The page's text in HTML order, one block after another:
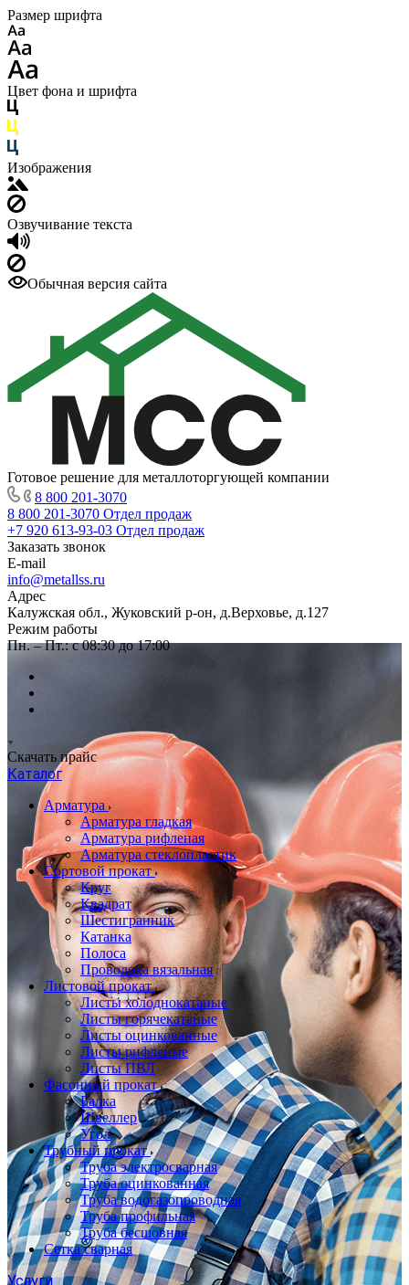
Размер шрифта
Цвет фона и шрифта
Изображения
Озвучивание текста
Обычная версия сайта
Готовое решение для металлоторгующей компании
8 800 201-3070
8 800 201-3070 Отдел продаж
+7 920 613-93-03 Отдел продаж
Заказать звонок
E-mail
info@metallss.ru
Адрес
Калужская обл., Жуковский р-он, д.Верховье, д.127
Режим работы
Пн. – Пт.: с 08:30 до 17:00
Скачать прайс
Каталог
Арматура
Арматура гладкая
Арматура рифленая
Арматура стеклопластик
Сортовой прокат
Круг
Квадрат
Шестигранник
Катанка
Полоса
Проволока вязальная
Листовой прокат
Листы холоднокатаные
Листы горячекатаные
Листы оцинкованные
Листы рифленые
Листы ПВЛ
Фасонный прокат
Балка
Швеллер
Угол
Трубный прокат
Труба электросварная
Труба оцинкованная
Труба водогазопроводная
Труба профильная
Труба бесшовная
Сетка сварная
Услуги